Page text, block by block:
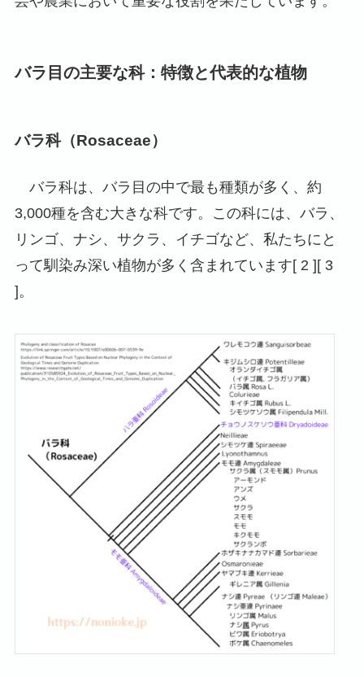
バラ目の主要な科：特徴と代表的な植物
バラ科（Rosaceae）
バラ科は、バラ目の中で最も種類が多く、約
3,000種を含む大きな科です。この科には、バラ、
リンゴ、ナシ、サクラ、イチゴなど、私たちにと
って馴染み深い植物が多く含まれています[ 2 ][ 3
]。